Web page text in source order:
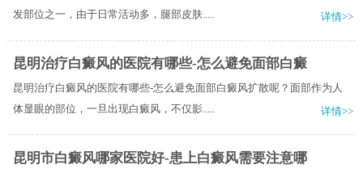
发部位之一，由于日常活动多，腿部皮肤.....
详情>>
昆明治疗白癜风的医院有哪些-怎么避免面部白癜
昆明治疗白癜风的医院有哪些-怎么避免面部白癜风扩散呢？面部作为人
体显眼的部位，一旦出现白癜风，不仅影.....
详情>>
昆明市白癜风哪家医院好-患上白癜风需要注意哪